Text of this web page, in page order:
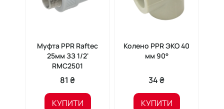
Муфта PPR Raftec
25мм ЗЗ 1/2'
RMC2501
81 ₴
КУПИТИ
Колено PPR ЭКО 40
мм 90°
34 ₴
КУПИТИ